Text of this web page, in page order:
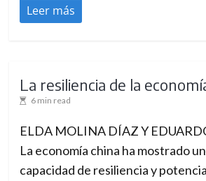
Leer más
La resiliencia de la
6 min read
ELDA MOLINA DÍAZ Y
La economía china ha mostrado
capacidad de resiliencia y